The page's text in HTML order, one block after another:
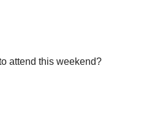
attend this weekend?